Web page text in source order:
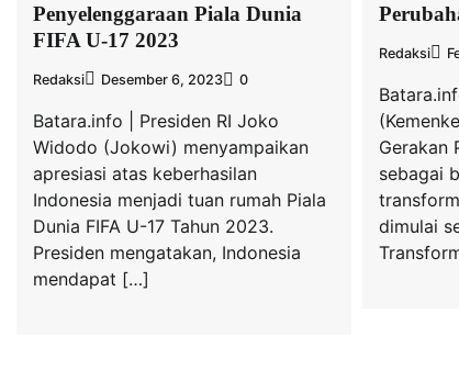
Penyelenggaraan Piala Dunia
FIFA U-17 2023
Redaksi Desember 6, 2023 0
Batara.info | Presiden RI Joko
Widodo (Jokowi) menyampaikan
apresiasi atas keberhasilan
Indonesia menjadi tuan rumah Piala
Dunia FIFA U-17 Tahun 2023.
Presiden mengatakan, Indonesia
mendapat […]
Redaksi
Gerakan
sebagai
dimulai